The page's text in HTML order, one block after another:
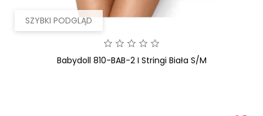
SZYBKI PODGLĄD
Babydoll 810-BAB-2 I Stringi Biała S/M